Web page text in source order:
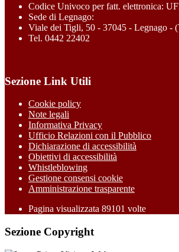
Codice Univoco per fatt. elettronica:
Sede di Legnago:
Viale dei Tigli, 50 - 37045 - Legnago -
Tel. 0442 22402
Sezione Link Utili
Cookie policy
Note legali
Informativa Privacy
Ufficio Relazioni con il Pubblico
Dichiarazione di accessibilità
Obiettivi di accessibilità
Whistleblowing
Gestione consensi cookie
Amministrazione trasparente
Pagina visualizzata 89101 volte
Sezione Copyright